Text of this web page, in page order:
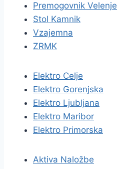
Premogovnik Velenje
Stol Kamnik
Vzajemna
ZRMK
Elektro Celje
Elektro Gorenjska
Elektro Ljubljana
Elektro Maribor
Elektro Primorska
Aktiva Naložbe